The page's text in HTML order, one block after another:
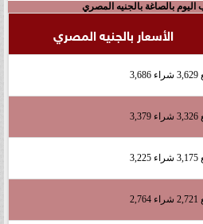
بالصاغة بالجنيه المصري
الأسعار بالجنيه المصري